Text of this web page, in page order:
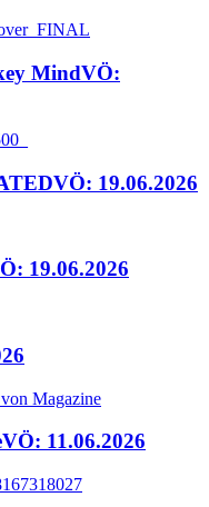
MindVÖ:
VÖ: 19.06.2026
19.06.2026
VÖ: 11.06.2026